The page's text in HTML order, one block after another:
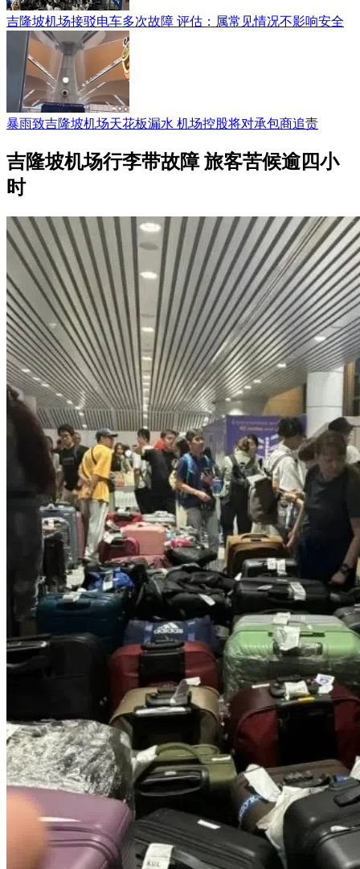
吉隆坡机场接驳电车多次故障 评估：属常见情况不影响安全
暴雨致吉隆坡机场天花板漏水 机场控股将对承包商追责
吉隆坡机场行李带故障 旅客苦候逾四小
时